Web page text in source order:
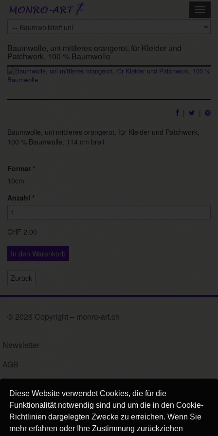
Diese Website verwendet Cookies, die für die
Funktionalität notwendig sind und um die in den Cookie-
Richtlinien dargelegten Zwecke zu erreichen. Wenn Sie
mehr erfahren oder Ihre Zustimmung zurückziehen
Skip
Baumwolle, uni mittleres orangerot, für Kleider und
Patchwork, 100 % Baumwolle
|
|
Baumwolle, uni mittleres orangerot, für Kleider und Patchwork,
100 % Baumwolle, 114 cm breit
Format *
10cm
Anzahl *
CHF 2.00
In den Warenkorb
Zurück
© 2026 Copyright – monro-art.ch
Newsletter
AGB
Versand
Kontakt